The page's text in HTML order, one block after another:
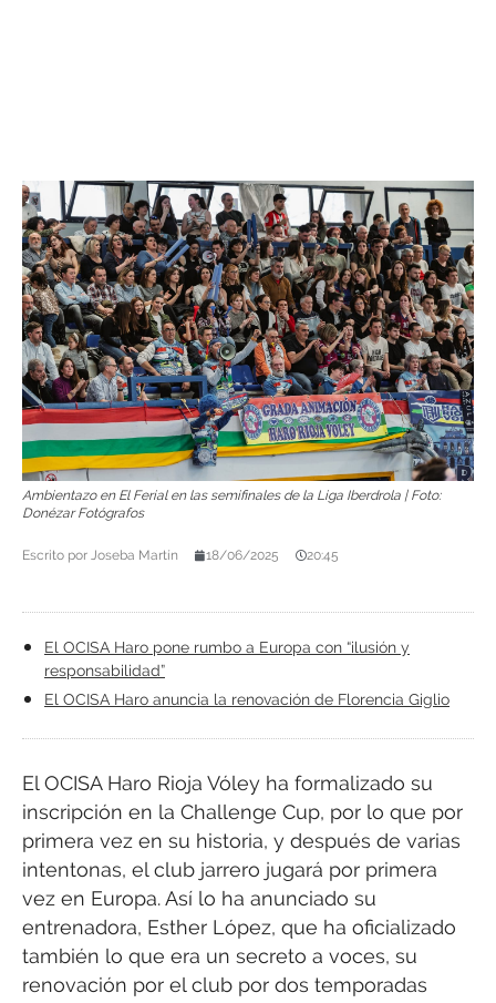
Ambientazo en El Ferial en las semifinales de la Liga Iberdrola | Foto:
Donézar Fotógrafos
Escrito por Joseba Martín 18/06/2025 20:45
El OCISA Haro pone rumbo a Europa con “ilusión y
responsabilidad”
El OCISA Haro anuncia la renovación de Florencia Giglio
El OCISA Haro Rioja Vóley ha formalizado su
inscripción en la Challenge Cup, por lo que por
primera vez en su historia, y después de varias
intentonas, el club jarrero jugará por primera
vez en Europa. Así lo ha anunciado su
entrenadora, Esther López, que ha oficializado
también lo que era un secreto a voces, su
renovación por el club por dos temporadas